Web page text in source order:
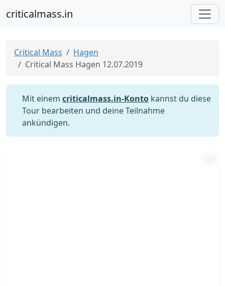
criticalmass.in
Critical Mass
Hagen
Critical Mass Hagen 12.07.2019
Mit einem criticalmass.in-Konto kannst du diese
Tour bearbeiten und deine Teilnahme
ankündigen.